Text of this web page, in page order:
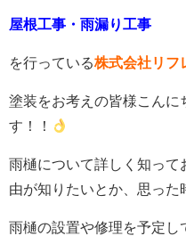
屋根工事・雨漏り工事
を行っている株式会社リフ
塗装をお考えの皆様こん
す！！
雨樋について詳しく知って
由が知りたいとか、思った
雨樋の設置や修理を予定